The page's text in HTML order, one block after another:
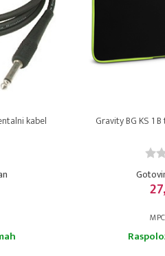
kabel Gravity BG KS 1